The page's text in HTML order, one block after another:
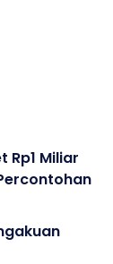
Rp1 Miliar